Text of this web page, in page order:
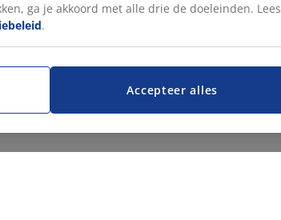
ga je akkoord met alle drie de doeleinden. Lees
.
Accepteer alles